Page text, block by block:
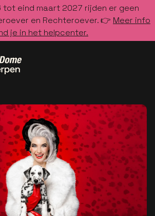
tot eind maart 2027 rijden er geen
en Rechteroever. 👉 Meer info
je in het helpcenter.